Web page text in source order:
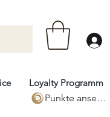
Loyalty Programm
Punkte ansehen